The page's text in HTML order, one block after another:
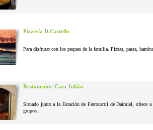
Pizzería D.Castello
Para disfrutar con los peques de la familia. Pizzas, pasta,
Restaurante Casa Julián
Situado junto a la Estación de Ferrocarril de Daimiel, ofrece
grupos.